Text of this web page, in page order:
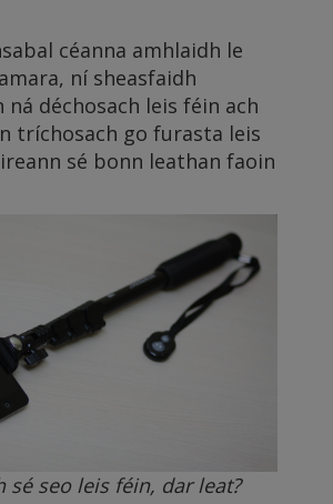
céanna amhlaidh le
ní sheasfaidh
ná déchosach leis féin ach
tríchosach go furasta leis
sé bonn leathan faoin
sé seo leis féin, dar leat?